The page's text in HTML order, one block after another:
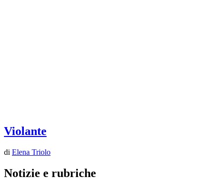
Violante
di Elena Triolo
Notizie e rubriche